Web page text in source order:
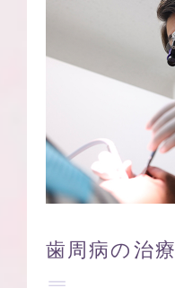
歯周病の治療